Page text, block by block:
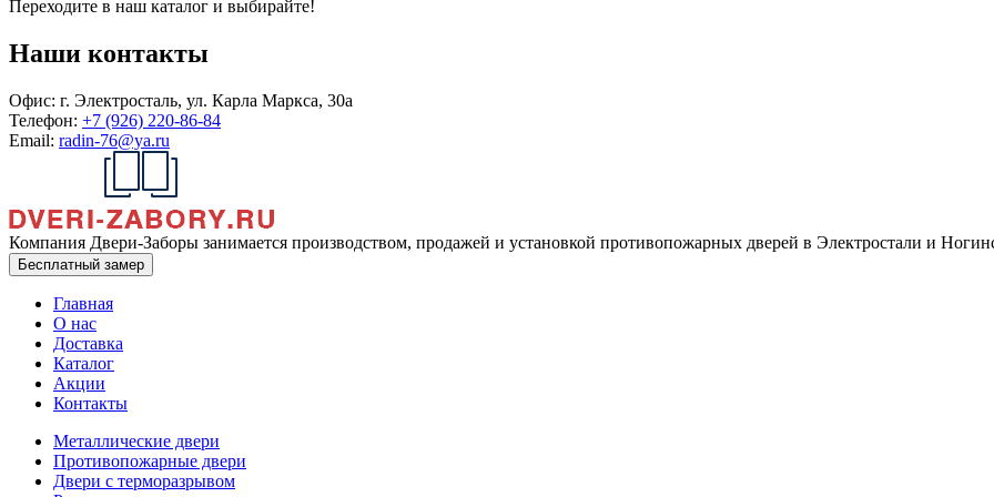
Переходите в наш каталог и выбирайте!
Наши контакты
Офис: г. Электросталь, ул. Карла Маркса, 30а
Телефон: +7 (926) 220-86-84
Email: radin-76@ya.ru
Компания Двери-Заборы занимается производством, продажей и установкой противопожарных дверей в Электростали и
Бесплатный замер
Главная
О нас
Доставка
Каталог
Акции
Контакты
Металлические двери
Противопожарные двери
Двери с терморазрывом